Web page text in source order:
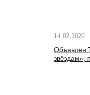
14.02.2020
Объявлен
звёздам»,